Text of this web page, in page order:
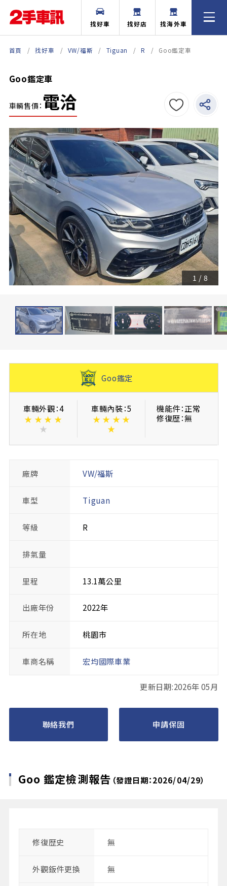
找好車 找好店 找海外車
首頁 找好車 VW/福斯 Tiguan R Goo鑑定車
Goo鑑定車
車輛售價： 電洽
1 / 8
Goo鑑定
車輛外觀：4
★ ★ ★ ★
★
車輛內裝：5
★ ★ ★ ★
★
機能件：正常
修復歴：無
廠牌 VW/福斯
車型 Tiguan
等級 R
排氣量
里程 13.1萬公里
出廠年份 2022年
所在地 桃園市
車商名稱 宏均國際車業
更新日期:2026年 05月
聯絡我們 申請保固
Goo 鑑定檢測報告 （發證日期：2026/04/29）
修復歴史 無
外觀鈑件更換 無